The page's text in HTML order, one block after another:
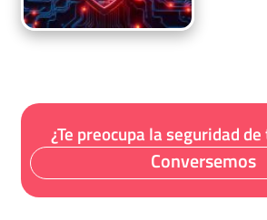
¿Te preocupa la seguridad
Conversemos